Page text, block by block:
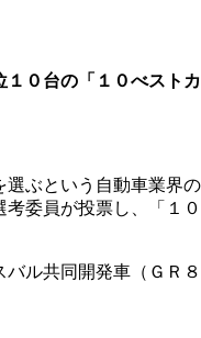
０台の「１０べストカ
選ぶという自動車業界の
委員が投票し、「１０
ル共同開発車（ＧＲ８